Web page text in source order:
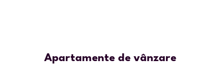
Apartamente de vânzare